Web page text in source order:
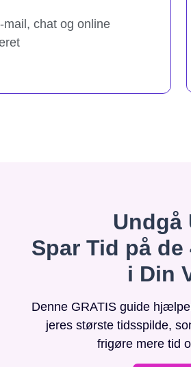
mail, chat og online
Undgå
Spar Tid på
i Din
Denne GRATIS guide
jeres største tidsspilde,
frigøre mere tid